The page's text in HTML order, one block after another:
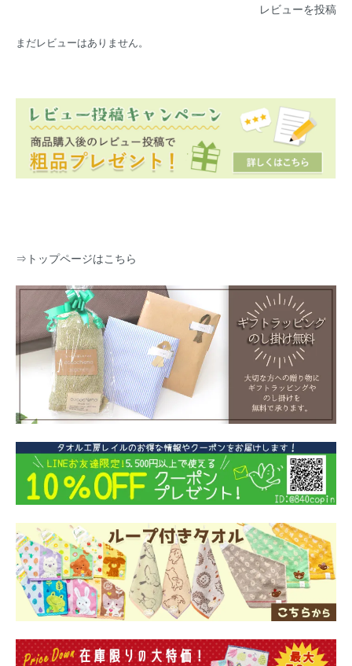
レビューを投稿
まだレビューはありません。
⇒ トップページはこちら